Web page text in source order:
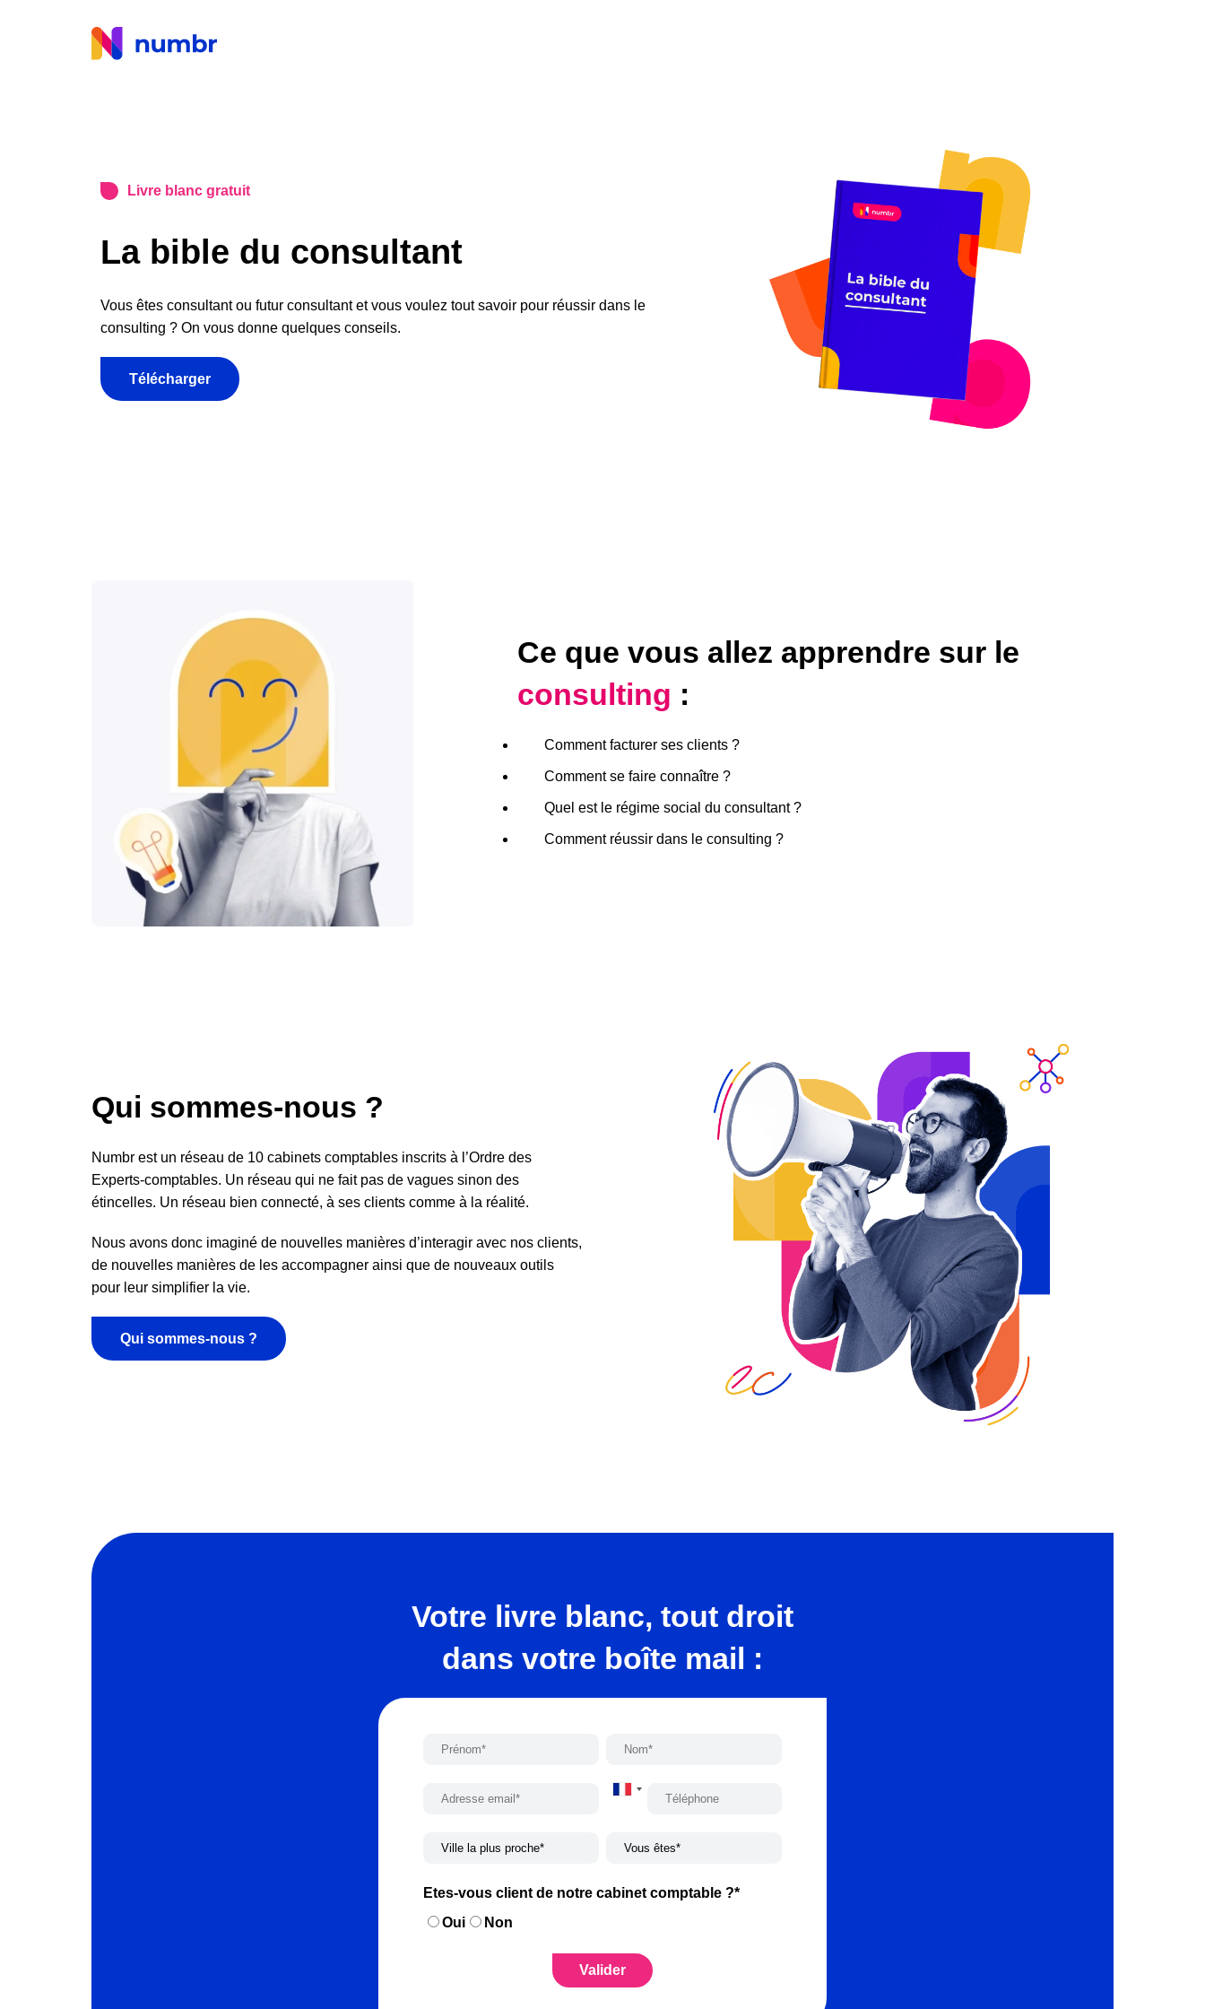
Livre blanc gratuit
La bible du consultant
Vous êtes consultant ou futur consultant et vous voulez tout savoir pour réussir dans le
consulting ? On vous donne quelques conseils.
Télécharger
Ce que vous allez apprendre sur le
consulting :
Comment facturer ses clients ?
Comment se faire connaître ?
Quel est le régime social du consultant ?
Comment réussir dans le consulting ?
Qui sommes-nous ?
Numbr est un réseau de 10 cabinets comptables inscrits à l’Ordre des
Experts-comptables. Un réseau qui ne fait pas de vagues sinon des
étincelles. Un réseau bien connecté, à ses clients comme à la réalité.
Nous avons donc imaginé de nouvelles manières d’interagir avec nos clients,
de nouvelles manières de les accompagner ainsi que de nouveaux outils
pour leur simplifier la vie.
Qui sommes-nous ?
Votre livre blanc, tout droit
dans votre boîte mail :
France
Etes-vous client de notre cabinet comptable ?*
Oui
Non